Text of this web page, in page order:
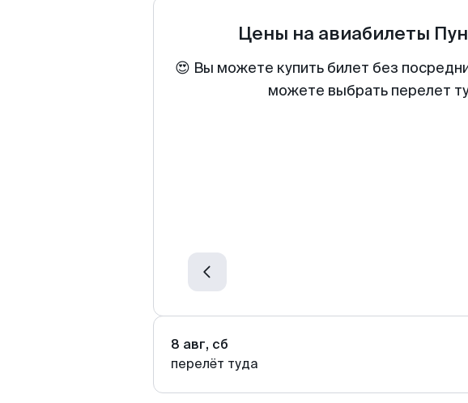
Цены на авиабилеты
😍 Вы можете купить билет без
можете выбрать перелет
8 авг, сб
перелёт туда